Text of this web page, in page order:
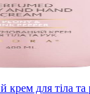
крем для тіла